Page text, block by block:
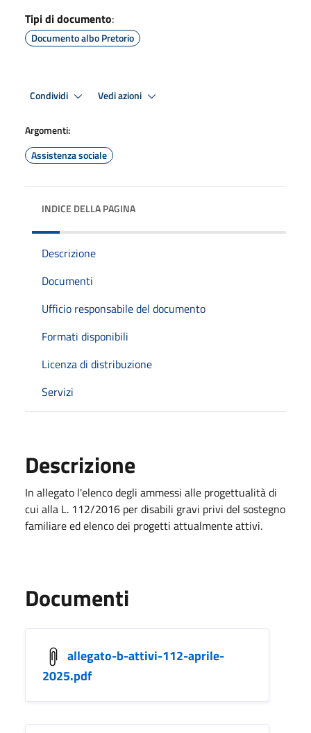
Tipi di documento:
Documento albo Pretorio
Condividi Vedi azioni
Argomenti:
Assistenza sociale
INDICE DELLA PAGINA
Descrizione
Documenti
Ufficio responsabile del documento
Formati disponibili
Licenza di distribuzione
Servizi
Descrizione
In allegato l'elenco degli ammessi alle progettualità di
cui alla L. 112/2016 per disabili gravi privi del sostegno
familiare ed elenco dei progetti attualmente attivi.
Documenti
allegato-b-attivi-112-aprile-
2025.pdf